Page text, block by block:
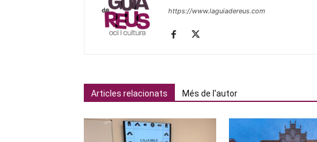
https://www.laguiadereus.com
Articles relacionats Més de l'autor